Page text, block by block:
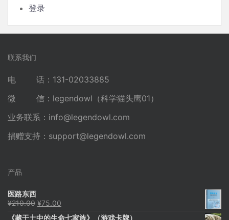
登录
联系我们
电 话：131-02033885
微 信：legendowl（科学猫头鹰01）
业务联系： info@legendowl.com
捐赠支持： support@legendowl.com
产品
医路东西
¥210.00 原
¥75.00
《藏于土中的生命七家族》（游戏卡牌）